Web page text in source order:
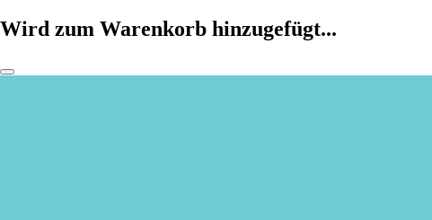
Wird zum Warenkorb hinzugefügt...